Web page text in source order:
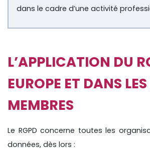
dans le cadre d’une activité
L’APPLICATION DU
EUROPE ET DANS
MEMBRES
Le RGPD concerne toutes les
données, dès lors :